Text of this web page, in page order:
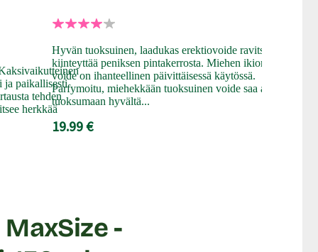
ja paikallisesti
tehden
herkkää
Hyvän tuoksuinen, laadukas erektiovoide ravitsee ja
kiinteyttää peniksen pintakerrosta. Miehen ikioma
voide on ihanteellinen päivittäisessä käytössä.
Parfymoitu, miehekkään tuoksuinen voide saa alapään
tuoksumaan hyvältä...
19.99 €
-